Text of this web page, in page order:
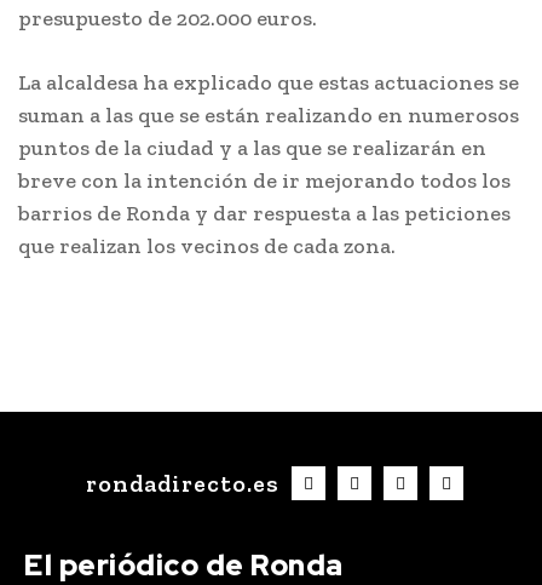
presupuesto de 202.000 euros.
La alcaldesa ha explicado que estas actuaciones se
suman a las que se están realizando en numerosos
puntos de la ciudad y a las que se realizarán en
breve con la intención de ir mejorando todos los
barrios de Ronda y dar respuesta a las peticiones
que realizan los vecinos de cada zona.
rondadirecto.es
El periódico de Ronda